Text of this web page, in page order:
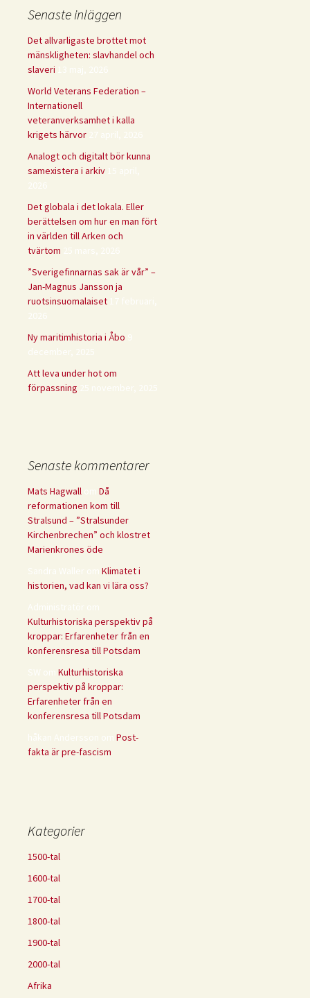
Senaste inläggen
Det allvarligaste brottet mot
mänskligheten: slavhandel och
slaveri 13 maj, 2026
World Veterans Federation –
Internationell
veteranverksamhet i kalla
krigets härvor
27 april, 2026
Analogt och digitalt bör kunna
samexistera i arkiv 15 april,
2026
Det globala i det lokala. Eller
berättelsen om hur en man fört
in världen till Arken och
tvärtom
25 mars, 2026
”Sverigefinnarnas sak är vår” –
Jan-Magnus Jansson ja
ruotsinsuomalaiset 17 februari,
2026
Ny maritimhistoria i Åbo 9
december, 2025
Att leva under hot om
förpassning
25 november, 2025
Senaste kommentarer
Mats Hagwall om Då
reformationen kom till
Stralsund – ”Stralsunder
Kirchenbrechen” och klostret
Marienkrones öde
Sandra Waller om Klimatet i
historien, vad kan vi lära oss?
Administratör om
Kulturhistoriska perspektiv på
kroppar: Erfarenheter från en
konferensresa till Potsdam
SW om Kulturhistoriska
perspektiv på kroppar:
Erfarenheter från en
konferensresa till Potsdam
håkan Andersson om Post-
fakta är pre-fascism
Kategorier
1500-tal
1600-tal
1700-tal
1800-tal
1900-tal
2000-tal
Afrika